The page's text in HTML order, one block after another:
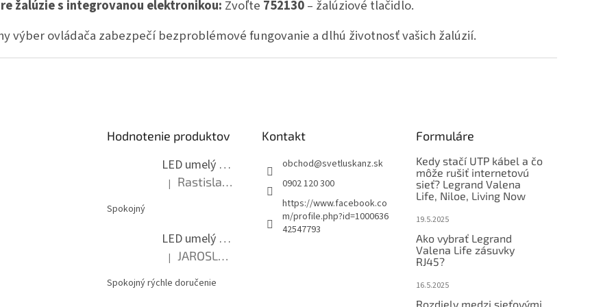
žalúzie s integrovanou elektronikou: Zvoľte 752130– žalúziové tlačidlo.
výber ovládača zabezpečí bezproblémové fungovanie a dlhú životnosť vašich žalúzií.
Hodnotenie produktov
LED umelý stromček s optickými vláknami, 80 cm
Hodnotenie produktu je 5 z 5 hviezdičiek.
| Rastislav Kalinay
Spokojný
LED umelý stromček s optickými vláknami, 80 cm
Hodnotenie produktu je 5 z 5 hviezdičiek.
| JAROSLAV HLAVAC
Spokojný rýchle doručenie
Kontakt
obchod@svetluskanz.sk
0902 120 300
https://www.facebook.co
m/profile.php?id=1000636
42547793
Formuláre
Kedy stačí UTP kábel a čo
môže rušiť internetovú
sieť? Legrand Valena
Life, Niloe, Living Now
19.5.2025
Ako vybrať Legrand
Valena Life zásuvky
RJ45?
16.5.2025
Rozdiely medzi sieťovými